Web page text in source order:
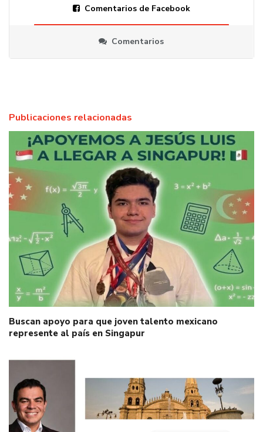
Comentarios de Facebook
Comentarios
Publicaciones relacionadas
Buscan apoyo para que joven talento mexicano
represente al país en Singapur